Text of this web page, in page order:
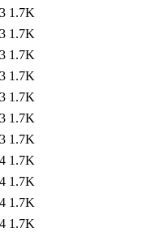
1.7K
1.7K
1.7K
1.7K
1.7K
1.7K
1.7K
1.7K
1.7K
1.7K
1.7K